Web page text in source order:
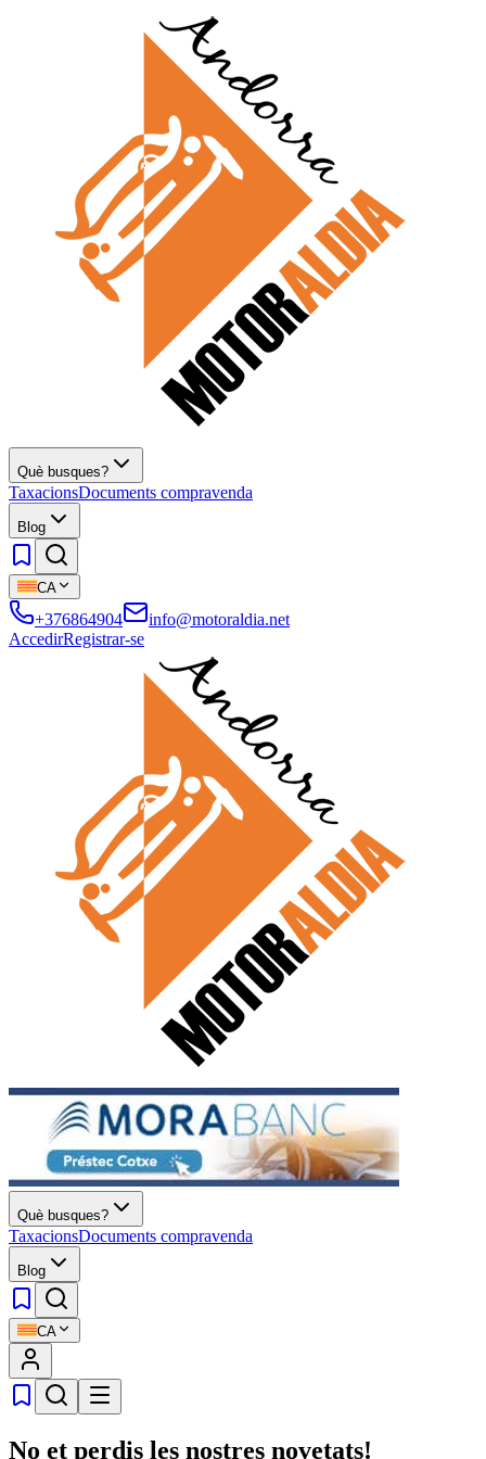
Què busques?
TaxacionsDocuments compravenda
Blog
CA
+376864904
info@motoraldia.net
AccedirRegistrar-se
Què busques?
TaxacionsDocuments compravenda
Blog
CA
No et perdis les nostres novetats!